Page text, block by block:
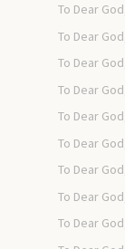
To Dear
To Dear
To Dear
To Dear
To Dear
To Dear
To Dear
To Dear
To Dear